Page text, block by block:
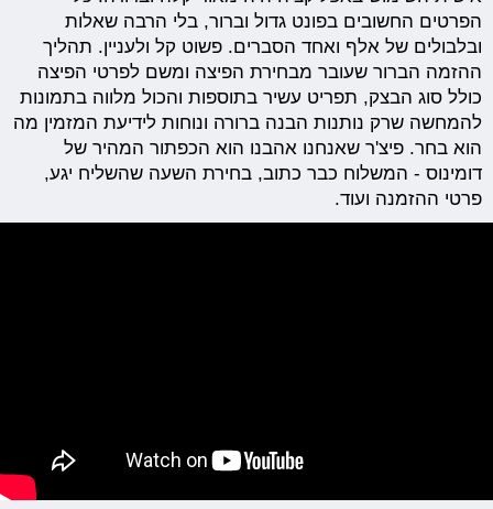
הפרטים החשובים בפונט גדול וברור, בלי הרבה שאלות
ובלבולים של אלף ואחד הסברים. פשוט קל ולעניין. תהליך
ההזמה הברור שעובר מבחירת הפיצה ומשם לפרטי הפיצה
כולל סוג הבצק, תפריט עשיר בתוספות והכול מלווה בתמונות
להמחשה שרק נותנות הבנה ברורה ונוחות לידיעת המזמין מה
הוא בחר. פיצ'ר שאנחנו אהבנו הוא הכפתור המהיר של
דומינוס - המשלוח כבר כתוב, בחירת השעה שהשליח יגע,
פרטי ההזמנה ועוד.